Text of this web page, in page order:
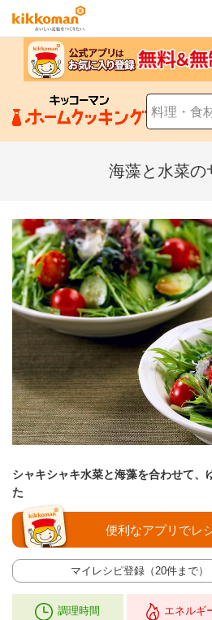
海藻と水菜の
シャキシャキ水菜と海藻を合わせて、
た
マイレシピ登録（20件まで）
便利なアプリでレ
調理時間 エネルギ